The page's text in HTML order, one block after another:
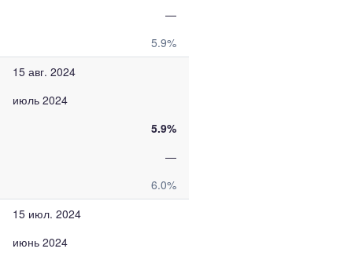
—
5.9%
15 авг. 2024
июль 2024
5.9%
—
6.0%
15 июл. 2024
июнь 2024